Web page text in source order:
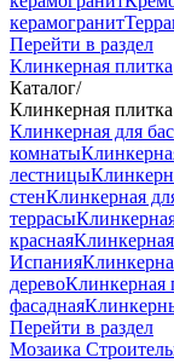
керамогранит
Перейти в раздел
Клинкерная плитка
Каталог/
Клинкерная плитка
Клинкерная для
комнаты
лестницы
стенКлинкерная
террасы
красная
Испания
деревоКлинкерная
фасадная
Перейти в раздел
Мозаика